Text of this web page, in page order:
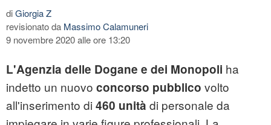
diGiorgia Z
revisionato da Massimo Calamuneri
9 novembre 2020 alle ore 13:20
L'Agenzia delle Dogane e dei Monopoli ha
indetto un nuovo concorso pubblico volto
all'inserimento di 460 unità di personale da